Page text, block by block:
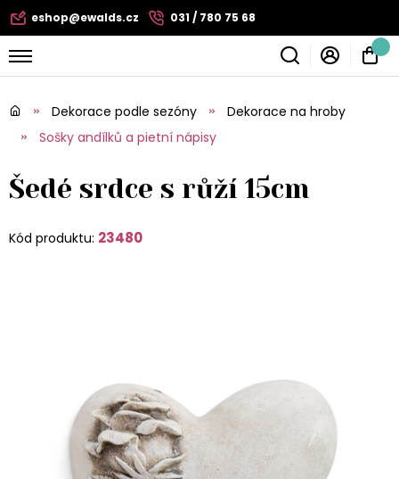
eshop@ewalds.cz 031 / 780 75 68
Dekorace podle sezóny
Dekorace na hroby
Sošky andílků a pietní nápisy
Šedé srdce s růží 15cm
Kód produktu: 23480